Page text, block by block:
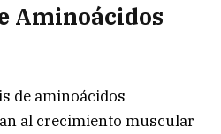
Aminoácidos
de aminoácidos
al crecimiento muscular